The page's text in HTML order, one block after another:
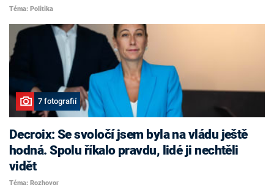
Téma: Politika
7 fotografií
Decroix: Se svoločí jsem byla na vládu ještě
hodná. Spolu říkalo pravdu, lidé ji nechtěli
vidět
Téma: Rozhovor